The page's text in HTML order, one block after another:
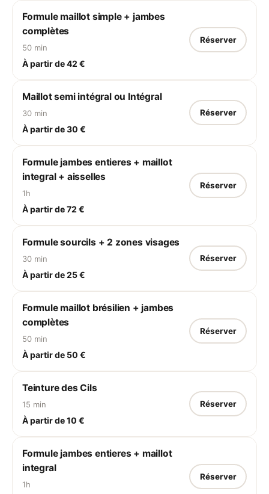
Formule maillot simple + jambes
complètes
50 min
À partir de 42 €
Réserver
Maillot semi intégral ou Intégral
30 min
À partir de 30 €
Réserver
Formule jambes entieres + maillot
integral + aisselles
1h
À partir de 72 €
Réserver
Formule sourcils + 2 zones visages
30 min
À partir de 25 €
Réserver
Formule maillot brésilien + jambes
complètes
50 min
À partir de 50 €
Réserver
Teinture des Cils
15 min
À partir de 10 €
Réserver
Formule jambes entieres + maillot
integral
1h
Réserver